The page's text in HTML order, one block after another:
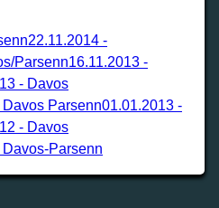
22.11.2014 -
Parsenn16.11.2013 -
- Davos
Davos Parsenn01.01.2013 -
- Davos
Davos-Parsenn